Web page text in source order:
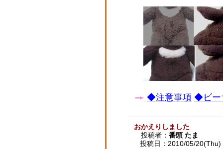
◆注意事項 ◆ビー
おかえりしました
投稿者： 番頭 たま
投稿日：2010/05/